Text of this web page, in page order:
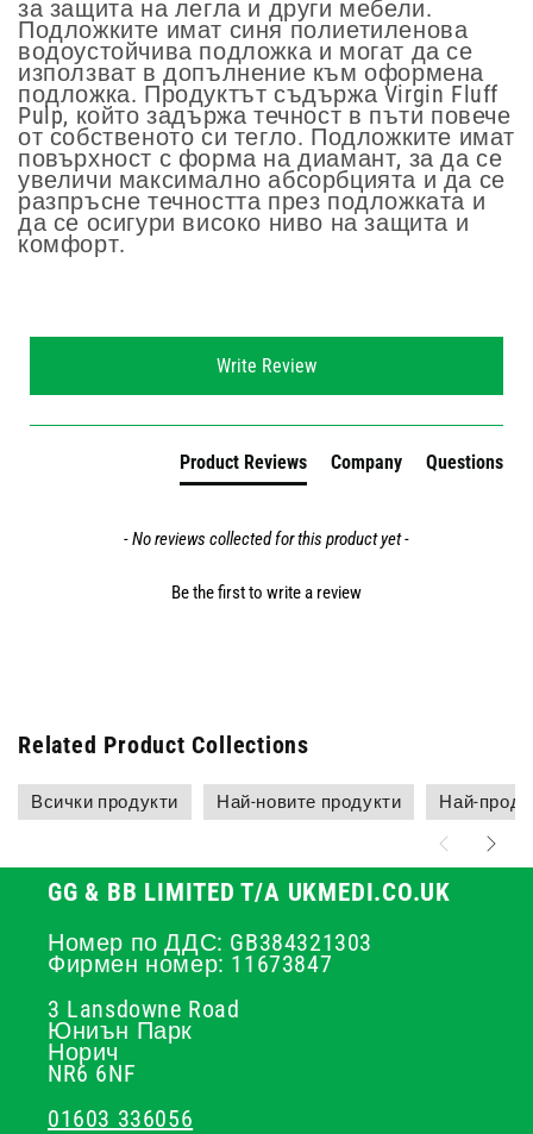
за защита на легла и други мебели.
Подложките имат синя полиетиленова
водоустойчива подложка и могат да се
използват в допълнение към оформена
подложка. Продуктът съдържа Virgin Fluff
Pulp, който задържа течност в пъти повече
от собственото си тегло. Подложките имат
повърхност с форма на диамант, за да се
увеличи максимално абсорбцията и да се
разпръсне течността през подложката и
да се осигури високо ниво на защита и
комфорт.
Write Review
Product Reviews Company Questions
- No reviews collected for this product yet -
Be the first to write a review
Related Product Collections
Всички продукти Най-новите продукти Най-
GG & BB LIMITED T/A UKMEDI.CO.UK
Номер по ДДС: GB384321303
Фирмен номер: 11673847
3 Lansdowne Road
Юниън Парк
Норич
NR6 6NF
01603 336056